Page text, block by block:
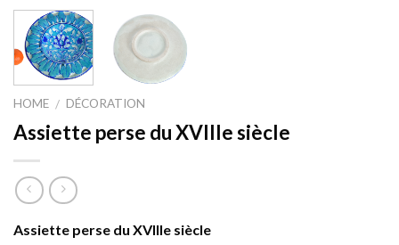
HOME / DÉCORATION
Assiette perse du XVIIIe siècle
Assiette perse du XVIIIe siècle